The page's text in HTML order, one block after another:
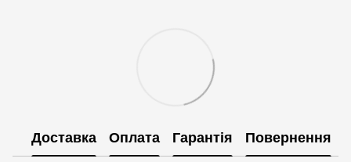
Доставка Оплата Гарантія Повернення